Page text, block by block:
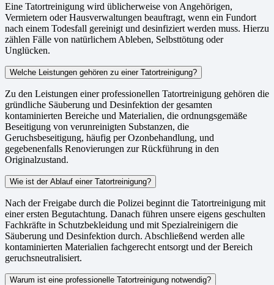
Eine Tatortreinigung wird üblicherweise von Angehörigen,
Vermietern oder Hausverwaltungen beauftragt, wenn ein Fundort
nach einem Todesfall gereinigt und desinfiziert werden muss. Hierzu
zählen Fälle von natürlichem Ableben, Selbsttötung oder
Unglücken.
Welche Leistungen gehören zu einer Tatortreinigung?
Zu den Leistungen einer professionellen Tatortreinigung gehören die
gründliche Säuberung und Desinfektion der gesamten
kontaminierten Bereiche und Materialien, die ordnungsgemäße
Beseitigung von verunreinigten Substanzen, die
Geruchsbeseitigung, häufig per Ozonbehandlung, und
gegebenenfalls Renovierungen zur Rückführung in den
Originalzustand.
Wie ist der Ablauf einer Tatortreinigung?
Nach der Freigabe durch die Polizei beginnt die Tatortreinigung mit
einer ersten Begutachtung. Danach führen unsere eigens geschulten
Fachkräfte in Schutzbekleidung und mit Spezialreinigern die
Säuberung und Desinfektion durch. Abschließend werden alle
kontaminierten Materialien fachgerecht entsorgt und der Bereich
geruchsneutralisiert.
Warum ist eine professionelle Tatortreinigung notwendig?